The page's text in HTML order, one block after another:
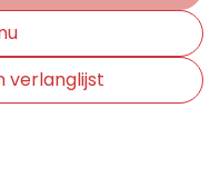
verlanglijst